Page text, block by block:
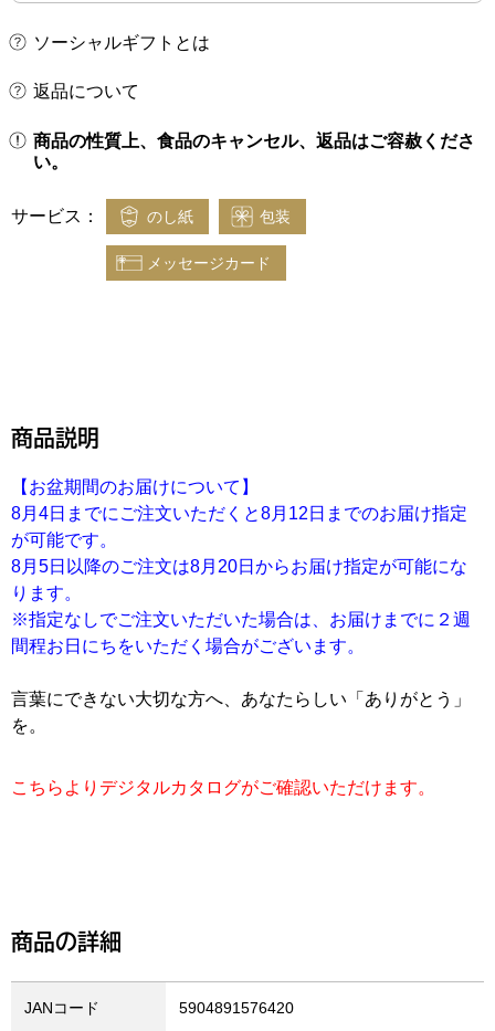
ソーシャルギフトとは
返品について
商品の性質上、食品のキャンセル、返品はご容赦くださ
い。
サービス： のし紙 包装
メッセージカード
商品説明
【お盆期間のお届けについて】
8月4日までにご注文いただくと8月12日までのお届け指定
が可能です。
8月5日以降のご注文は8月20日からお届け指定が可能にな
ります。
※指定なしでご注文いただいた場合は、お届けまでに２週
間程お日にちをいただく場合がございます。
言葉にできない大切な方へ、あなたらしい「ありがとう」
を。
こちらよりデジタルカタログがご確認いただけます。
商品の詳細
JANコード 5904891576420